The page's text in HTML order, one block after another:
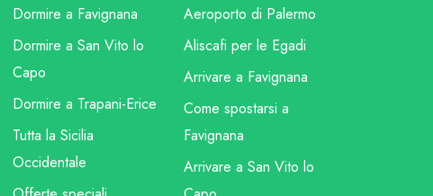
Dormire a Favignana
Dormire a San Vito lo
Capo
Dormire a Trapani-Erice
Tutta la Sicilia
Occidentale
Aeroporto di Palermo
Aliscafi per le Egadi
Arrivare a Favignana
Come spostarsi a
Favignana
Arrivare a San Vito lo